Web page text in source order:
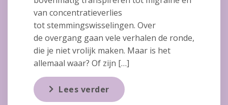
van concentratieverlies
tot stemmingswisselingen. Over
de overgang gaan vele verhalen de ronde,
die je niet vrolijk maken. Maar is het
allemaal waar? Of zijn […]
Lees verder